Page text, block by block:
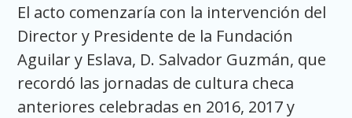
El acto comenzaría con la intervención del
Director y Presidente de la Fundación
Aguilar y Eslava, D. Salvador Guzmán, que
recordó las jornadas de cultura checa
anteriores celebradas en 2016, 2017 y